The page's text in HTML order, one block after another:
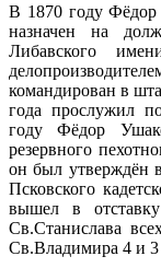
В 1870 году
назначен на
Либавского
командирован в
года прослужил
году Фёдор
резервного
он был утверждён
Псковского
вышел в
Св.Станислава
Св.Владимира 4 и 3